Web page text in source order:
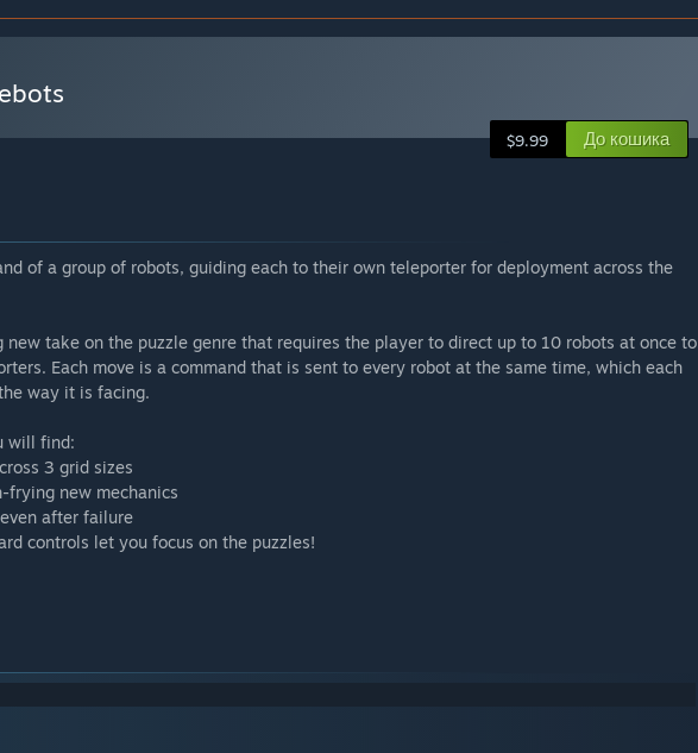
$9.99 До кошика
of a group of robots, guiding each to their own teleporter for deployment across the
take on the puzzle genre that requires the player to direct up to 10 robots at once to
Each move is a command that is sent to every robot at the same time, which each
way it is facing.
will find:
3 grid sizes
frying new mechanics
after failure
controls let you focus on the puzzles!